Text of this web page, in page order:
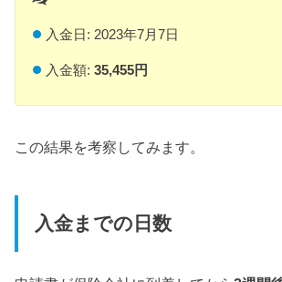
入金日: 2023年7月7日
入金額: 35,455円
この結果を考察してみます。
入金までの日数